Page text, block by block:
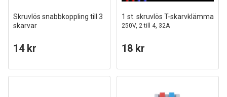
Skruvlös snabbkoppling till 3
skarvar
14 kr
1 st. skruvlös T-skarvklämma
250V, 2 till 4, 32A
18 kr